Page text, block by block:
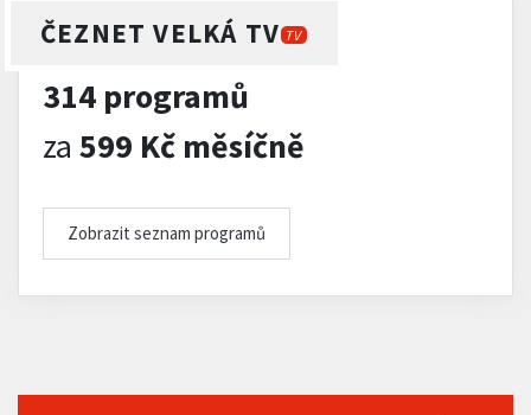
ČEZNET VELKÁ TV TV
314 programů
za 599 Kč měsíčně
Zobrazit seznam programů